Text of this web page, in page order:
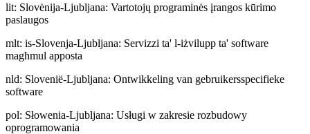
lit: Slovėnija-Ljubljana: Vartotojų programinės įrangos kūrimo
paslaugos
mlt: is-Slovenja-Ljubljana: Servizzi ta' l-iżvilupp ta' software
magħmul apposta
nld: Slovenië-Ljubljana: Ontwikkeling van gebruikersspecifieke
software
pol: Słowenia-Ljubljana: Usługi w zakresie rozbudowy
oprogramowania